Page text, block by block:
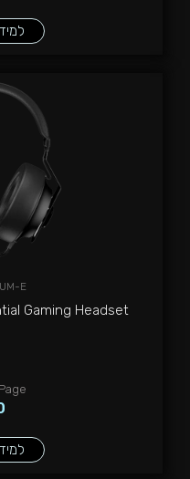
E
Gaming Headset